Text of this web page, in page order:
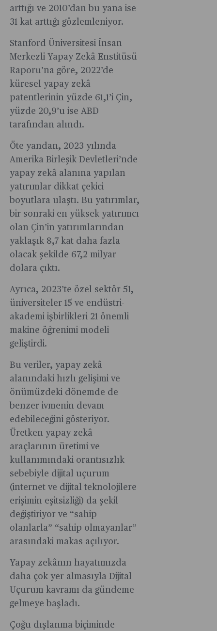
arttığı ve 2010’dan bu yana ise
31 kat arttığı gözlemleniyor.
Stanford Üniversitesi İnsan
Merkezli Yapay Zekâ Enstitüsü
Raporu’na göre, 2022’de
küresel yapay zekâ
patentlerinin yüzde 61,1’i Çin,
yüzde 20,9’u ise ABD
tarafından alındı.
Öte yandan, 2023 yılında
Amerika Birleşik Devletleri’nde
yapay zekâ alanına yapılan
yatırımlar dikkat çekici
boyutlara ulaştı. Bu yatırımlar,
bir sonraki en yüksek yatırımcı
olan Çin’in yatırımlarından
yaklaşık 8,7 kat daha fazla
olacak şekilde 67,2 milyar
dolara çıktı.
Ayrıca, 2023’te özel sektör 51,
üniversiteler 15 ve endüstri-
akademi işbirlikleri 21 önemli
makine öğrenimi modeli
geliştirdi.
Bu veriler, yapay zekâ
alanındaki hızlı gelişimi ve
önümüzdeki dönemde de
benzer ivmenin devam
edebileceğini gösteriyor.
Üretken yapay zekâ
araçlarının üretimi ve
kullanımındaki orantısızlık
sebebiyle dijital uçurum
(internet ve dijital teknolojilere
erişimin eşitsizliği) da şekil
değiştiriyor ve “sahip
olanlarla” “sahip olmayanlar”
arasındaki makas açılıyor.
Yapay zekânın hayatımızda
daha çok yer almasıyla Dijital
Uçurum kavramı da gündeme
gelmeye başladı.
Çoğu dışlanma biçiminde